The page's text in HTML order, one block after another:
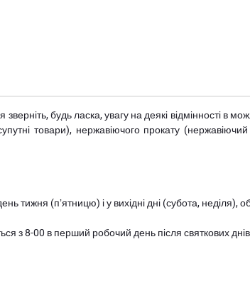
будь ласка, увагу на деякі відмінності в
товари), нержавіючого прокату
тижня (пʼятницю) і у вихідні дні (субота,
з 8-00 в перший робочий день після святкових днів